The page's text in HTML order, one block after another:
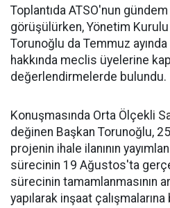
Toplantıda ATSO'nun
görüşülürken, Yönetim
Torunoğlu da Temmuz
hakkında meclis üyelerine
değerlendirmelerde bulundu.
Konuşmasında Orta Ölçekli
değinen Başkan Torunoğlu,
projenin ihale ilanının
sürecinin 19 Ağustos'ta
sürecinin tamamlanmasının
yapılarak inşaat